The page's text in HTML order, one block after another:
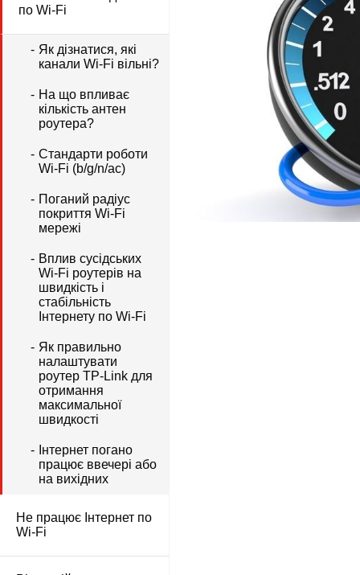
по Wi-Fi
Як дізнатися, які
канали Wi-Fi вільні?
На що впливає
кількість антен
роутера?
Стандарти роботи
Wi-Fi (b/g/n/ac)
Поганий радіус
покриття Wi-Fi
мережі
Вплив сусідських
Wi-Fi роутерів на
швидкість і
стабільність
Інтернету по Wi-Fi
Як правильно
налаштувати
роутер TP-Link для
отримання
максимальної
швидкості
Інтернет погано
працює ввечері або
на вихідних
Не працює Інтернет по
Wi-Fi